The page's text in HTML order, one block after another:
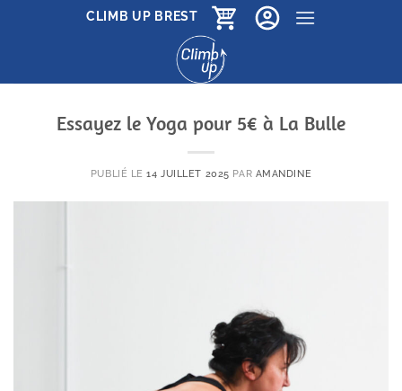
CLIMB UP BREST
Essayez le Yoga pour 5€ à La Bulle
PUBLIÉ LE14 JUILLET 2025 PAR AMANDINE